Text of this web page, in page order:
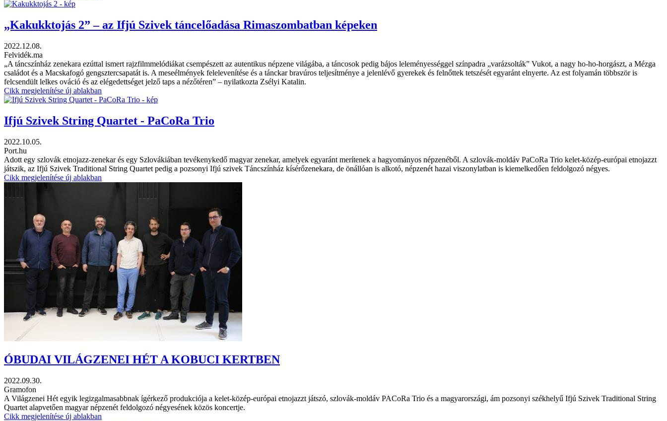
„Kakukktojás 2” – az Ifjú Szivek táncelőadása Rimaszombatban képeken
2022.12.08.
Felvidék.ma
„A táncszínház zenekara ezúttal ismert rajzfilmmelódiákat csempészett az autentikus népzene világába, a táncosok pedig bájos leleményességgel színpadra „varázsolták” Vukot, a nagy ho-ho-horgászt, a Mézga
családot és a Macskafogó gengsztercsapatát is. A meseélmények felelevenítése és a tánckar bravúros teljesítménye a jelenlévő gyerekek és felnőttek tetszését egyaránt elnyerte. Az est folyamán többször is
felcsendült lelkes ováció és az elégedettséget jelző taps a nézőtéren” – nyilatkozta Zsélyi Katalin.
Cikk megjelenítése új ablakban
Ifjú Szivek String Quartet - PaCoRa Trio
2022.10.05.
Port.hu
Adott egy szlovák etnojazz-zenekar és egy Szlovákiában tevékenykedő magyar zenekar, amelyek egyaránt merítenek a hagyományos népzenéből. A szlovák-moldáv PaCoRa Trio kelet-közép-európai etnojazzt
játszik, az Ifjú Szivek Traditional String Quartet pedig a pozsonyi Ifjú szivek Táncszínház kísérőzenekara, de önállóan is alkotó, népzenét hazai viszonylatban is kiemelkedően feldolgozó négyes.
Cikk megjelenítése új ablakban
ÓBUDAI VILÁGZENEI HÉT A KOBUCI KERTBEN
2022.09.30.
Gramofon
A Világzenei Hét egyik legizgalmasabbnak ígérkező produkciója a kelet-közép-európai etnojazzt játszó, szlovák-moldáv PACoRa Trio és a magyarországi, ám pozsonyi székhelyű Ifjú Szivek Traditional String
Quartet alapvetően magyar népzenét feldolgozó négyesének közös koncertje.
Cikk megjelenítése új ablakban